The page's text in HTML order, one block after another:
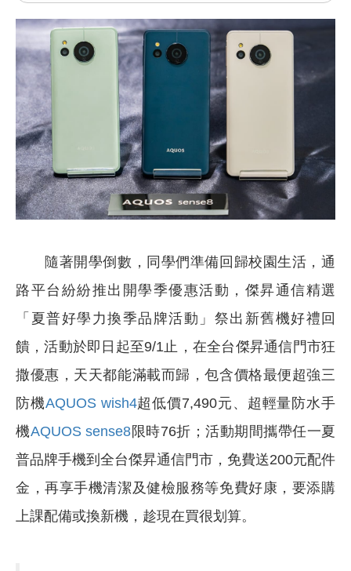
隨著開學倒數，同學們準備回歸校園生活，通
路平台紛紛推出開學季優惠活動，傑昇通信精選
「夏普好學力換季品牌活動」祭出新舊機好禮回
饋，活動於即日起至9/1止，在全台傑昇通信門市狂
撒優惠，天天都能滿載而歸，包含價格最便超強三
防機AQUOS wish4超低價7,490元、超輕量防水手
機AQUOS sense8限時76折；活動期間攜帶任一夏
普品牌手機到全台傑昇通信門市，免費送200元配件
金，再享手機清潔及健檢服務等免費好康，要添購
上課配備或換新機，趁現在買很划算。